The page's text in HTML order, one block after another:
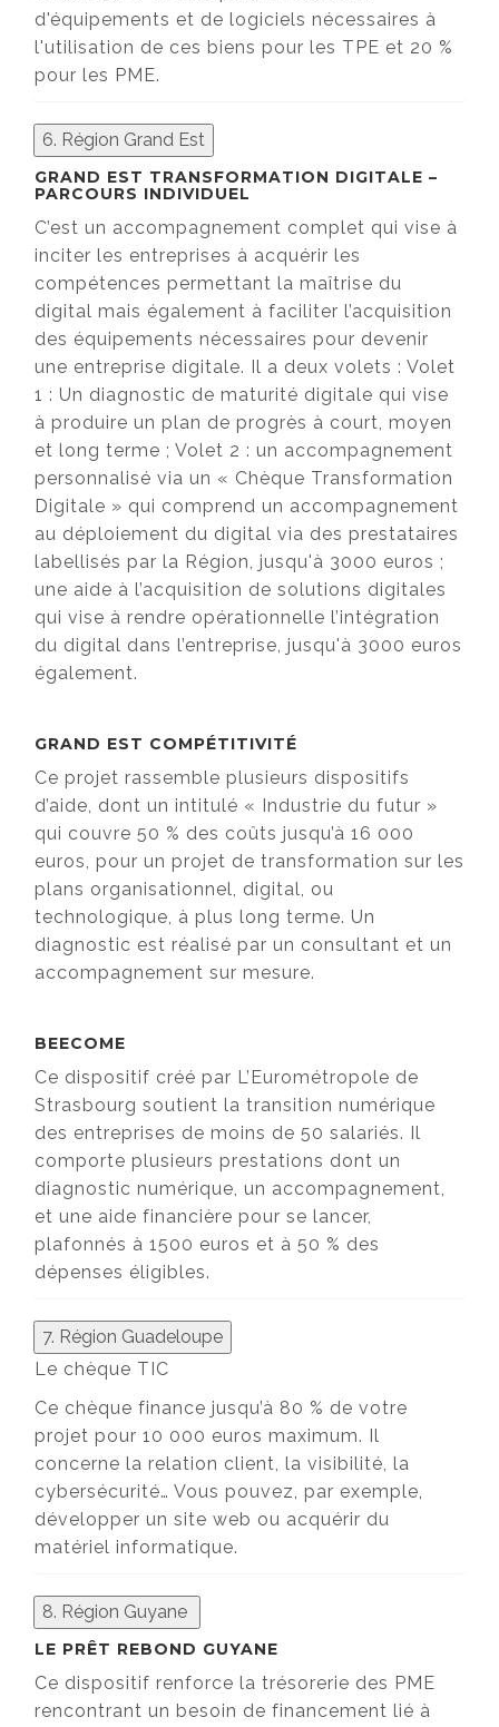
d'équipements et de logiciels nécessaires à
l'utilisation de ces biens pour les TPE et 20 %
pour les PME.
6. Région Grand Est
GRAND EST TRANSFORMATION DIGITALE –
PARCOURS INDIVIDUEL
C’est un accompagnement complet qui vise à
inciter les entreprises à acquérir les
compétences permettant la maîtrise du
digital mais également à faciliter l’acquisition
des équipements nécessaires pour devenir
une entreprise digitale. Il a deux volets : Volet
1 : Un diagnostic de maturité digitale qui vise
à produire un plan de progrès à court, moyen
et long terme ; Volet 2 : un accompagnement
personnalisé via un « Chèque Transformation
Digitale » qui comprend un accompagnement
au déploiement du digital via des prestataires
labellisés par la Région, jusqu'à 3000 euros ;
une aide à l’acquisition de solutions digitales
qui vise à rendre opérationnelle l’intégration
du digital dans l’entreprise, jusqu'à 3000 euros
également.
GRAND EST COMPÉTITIVITÉ
Ce projet rassemble plusieurs dispositifs
d’aide, dont un intitulé « Industrie du futur »
qui couvre 50 % des coûts jusqu’à 16 000
euros, pour un projet de transformation sur les
plans organisationnel, digital, ou
technologique, à plus long terme. Un
diagnostic est réalisé par un consultant et un
accompagnement sur mesure.
BEECOME
Ce dispositif créé par L’Eurométropole de
Strasbourg soutient la transition numérique
des entreprises de moins de 50 salariés. Il
comporte plusieurs prestations dont un
diagnostic numérique, un accompagnement,
et une aide financière pour se lancer,
plafonnés à 1500 euros et à 50 % des
dépenses éligibles.
7. Région Guadeloupe
Le chèque TIC
Ce chèque finance jusqu’à 80 % de votre
projet pour 10 000 euros maximum. Il
concerne la relation client, la visibilité, la
cybersécurité… Vous pouvez, par exemple,
développer un site web ou acquérir du
matériel informatique.
8. Région Guyane
LE PRÊT REBOND GUYANE
Ce dispositif renforce la trésorerie des PME
rencontrant un besoin de financement lié à